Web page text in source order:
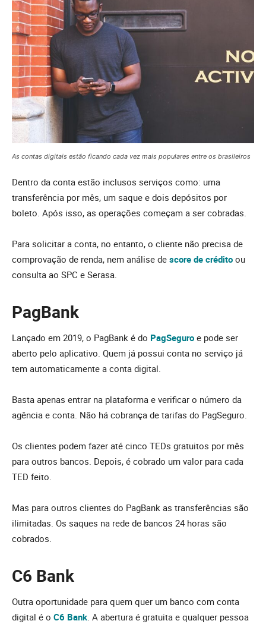
As contas digitais estão ficando cada vez mais populares entre os brasileiros
Dentro da conta estão inclusos serviços como: uma
transferência por mês, um saque e dois depósitos por
boleto. Após isso, as operações começam a ser cobradas.
Para solicitar a conta, no entanto, o cliente não precisa de
comprovação de renda, nem análise de score de crédito ou
consulta ao SPC e Serasa.
PagBank
Lançado em 2019, o PagBank é do PagSeguro e pode ser
aberto pelo aplicativo. Quem já possui conta no serviço já
tem automaticamente a conta digital.
Basta apenas entrar na plataforma e verificar o número da
agência e conta. Não há cobrança de tarifas do PagSeguro.
Os clientes podem fazer até cinco TEDs gratuitos por mês
para outros bancos. Depois, é cobrado um valor para cada
TED feito.
Mas para outros clientes do PagBank as transferências são
ilimitadas. Os saques na rede de bancos 24 horas são
cobrados.
C6 Bank
Outra oportunidade para quem quer um banco com conta
digital é o C6 Bank. A abertura é gratuita e qualquer pessoa